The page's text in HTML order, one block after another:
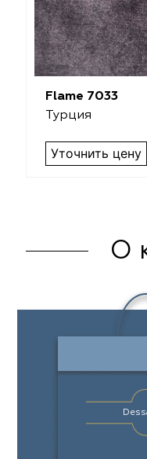
Flame 7033
Турция
Уточнить цену
О